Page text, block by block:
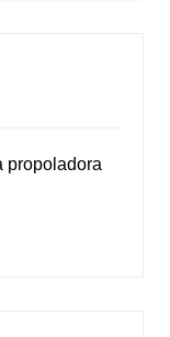
propoladora